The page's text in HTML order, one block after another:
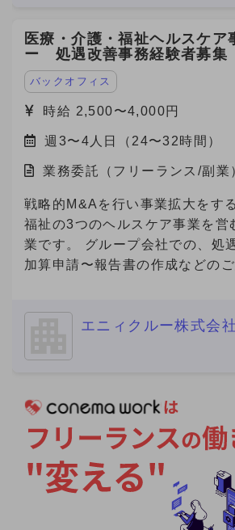
場合は1ヶ月ごとの自動更新制と
修期間の実績により契約終了の可
転職の可能性「あり」（半年か
④ 転職を「積極的に検討中」（
-------------- ※これらの記載がない場合、
施する観点から、大変恐縮です
ことがありますので、ご協力をお
ESG評価・脱炭素経営の推進に貢
年、GXは「企業の競争力」を左
マとなっており、コスト削減と
両立できる点が大きな魅力です。 今回、当社は
これらのサービスにご関心をお
紹介いただけるパートナーを募集
医療・介護・福祉ヘルスケア
ー 処遇改善事務経験者募集
バックオフィス
時給 2,500〜4,000円
週3〜4人日（24〜32時間）
業務委託（フリーランス/副業
戦略的M&Aを行い事業拡大をす
福祉の3つのヘルスケア事業を営
業です。 グループ会社での、処遇改善における
加算申請〜報告書の作成などの
あたり■（必須） 必須要件につ
ります。
エニィクルー株式会社